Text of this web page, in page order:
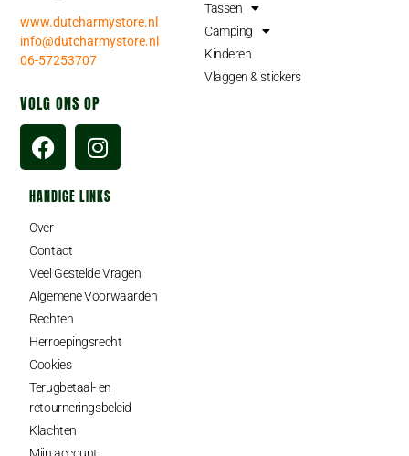
www.dutcharmystore.nl
info@dutcharmystore.nl
06-57253707
VOLG ONS OP
Tassen
Camping
Kinderen
Vlaggen & stickers
HANDIGE LINKS
Over
Contact
Veel Gestelde Vragen
Algemene Voorwaarden
Rechten
Herroepingsrecht
Cookies
Terugbetaal- en
retourneringsbeleid
Klachten